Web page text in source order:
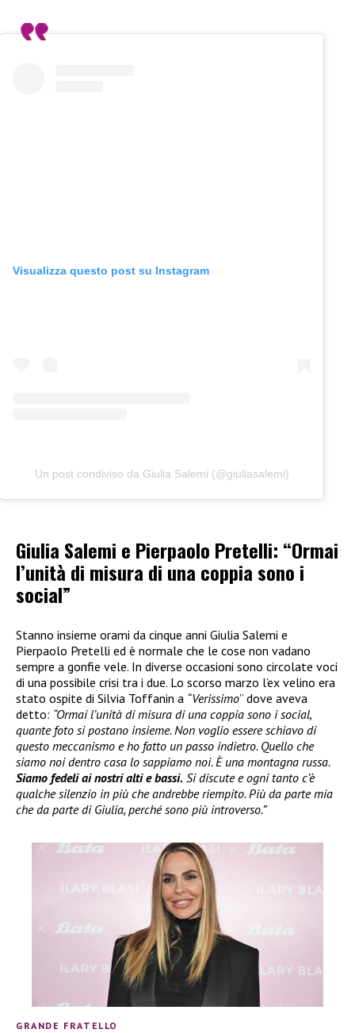
Visualizza questo post su Instagram
Un post condiviso da Giulia Salemi (@giuliasalemi)
Giulia Salemi e Pierpaolo Pretelli: “Ormai
l’unità di misura di una coppia sono i
social”
Stanno insieme orami da cinque anni Giulia Salemi e
Pierpaolo Pretelli ed è normale che le cose non vadano
sempre a gonfie vele. In diverse occasioni sono circolate voci
di una possibile crisi tra i due. Lo scorso marzo l’ex velino era
stato ospite di Silvia Toffanin a “Verissimo” dove aveva
detto: “Ormai l’unità di misura di una coppia sono i social,
quante foto si postano insieme. Non voglio essere schiavo di
questo meccanismo e ho fatto un passo indietro. Quello che
siamo noi dentro casa lo sappiamo noi. È una montagna russa.
Siamo fedeli ai nostri alti e bassi. Si discute e ogni tanto c’è
qualche silenzio in più che andrebbe riempito. Più da parte mia
che da parte di Giulia, perché sono più introverso.”
GRANDE FRATELLO